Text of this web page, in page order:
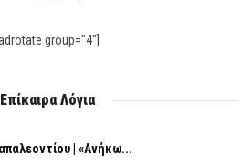
group="4"]
Επίκαιρα Λόγια
| «Ανήκω...